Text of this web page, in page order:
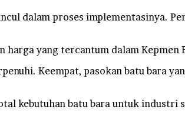
dalam proses implementasinya.
harga yang tercantum dalam
Keempat, pasokan batu bara
kebutuhan batu bara untuk industri